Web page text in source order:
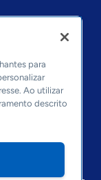
para
Ao utilizar
descrito